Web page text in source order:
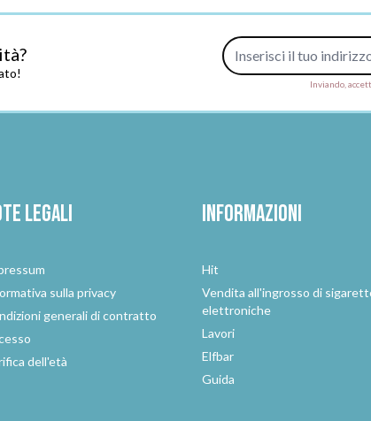
Indirizzo e-mail
Inviando,
legali
sulla privacy
generali di contratto
dell'età
Informazioni
Hit
Vendita all'ingrosso di
elettroniche
Lavori
Elfbar
Guida